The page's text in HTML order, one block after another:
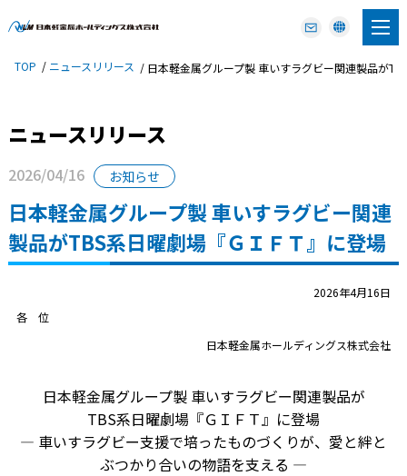
TOP ニュースリリース 日本軽金属グループ製 車いすラグビー関連製品が
ニュースリリース
2026/04/16 お知らせ
日本軽金属グループ製 車いすラグビー関連
製品がTBS系日曜劇場『ＧＩＦＴ』に登場
2026年4月16日
各 位
日本軽金属ホールディングス株式会社
日本軽金属グループ製 車いすラグビー関連製品が
TBS系日曜劇場『ＧＩＦＴ』に登場
― 車いすラグビー支援で培ったものづくりが、愛と絆と
ぶつかり合いの物語を支える ―